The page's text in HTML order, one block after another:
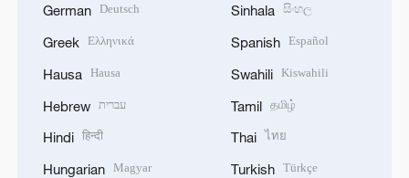
German Deutsch
Greek Ελληνικά
Hausa Hausa
Hebrew עברית
Hindi हिन्दी
Hungarian Magyar
Sinhala සිංහල
Spanish Español
Swahili Kiswahili
Tamil தமிழ்
Thai ไทย
Turkish Türkçe